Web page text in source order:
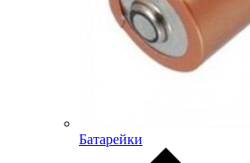
Батарейки